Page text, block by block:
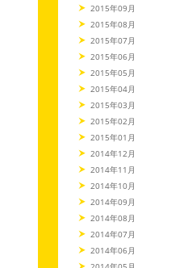
2015年09月
2015年08月
2015年07月
2015年06月
2015年05月
2015年04月
2015年03月
2015年02月
2015年01月
2014年12月
2014年11月
2014年10月
2014年09月
2014年08月
2014年07月
2014年06月